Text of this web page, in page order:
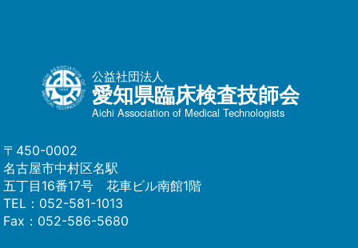
公益社団法人
愛知県臨床検査技師会
Aichi Association of Medical Technologists
〒450-0002
名古屋市中村区名駅
五丁目16番17号 花車ビル南館1階
TEL： 052-581-1013
Fax：052-586-5680